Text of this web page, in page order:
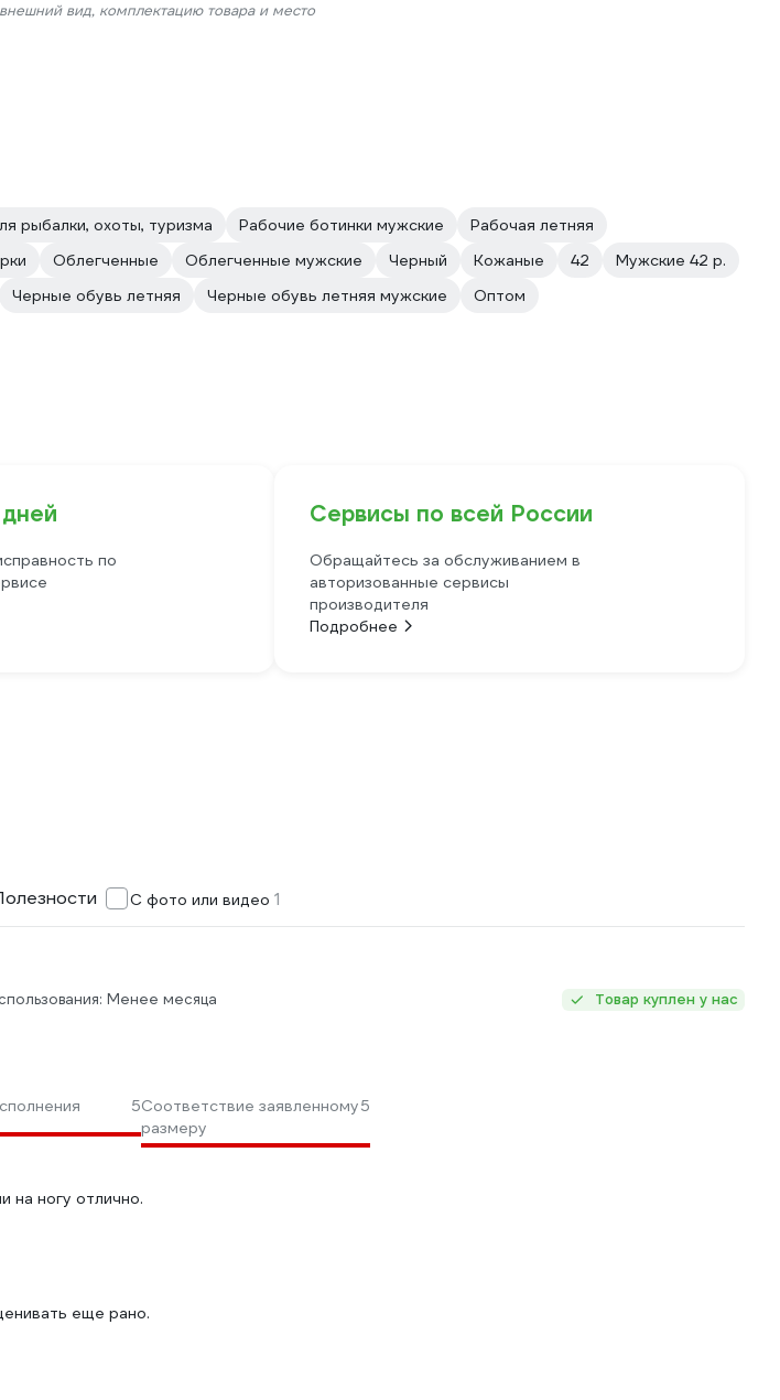
вид, комплектацию товара и место
рыбалки, охоты, туризма Рабочие ботинки мужские
Рабочая летняя
Облегченные Облегченные мужские Черный Кожаные 42
Мужские 42 р.
Черные обувь летняя Черные обувь летняя мужские Оптом
по
Сервисы по всей России
Обращайтесь за обслуживанием в
авторизованные сервисы
производителя
Подробнее
С фото или видео 1
Менее месяца Товар куплен у нас
5Соответствие заявленному
размеру
5
на ногу отлично.
еще рано.